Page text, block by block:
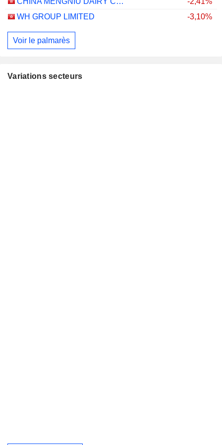
WH GROUP LIMITED
-3,10%
Voir le palmarès
Variations secteurs